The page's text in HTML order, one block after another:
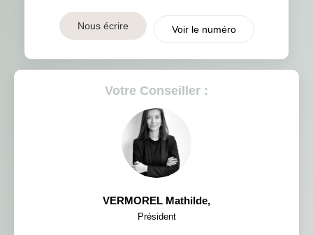
Nous écrire Voir le numéro
Votre Conseiller :
VERMOREL Mathilde,
Président